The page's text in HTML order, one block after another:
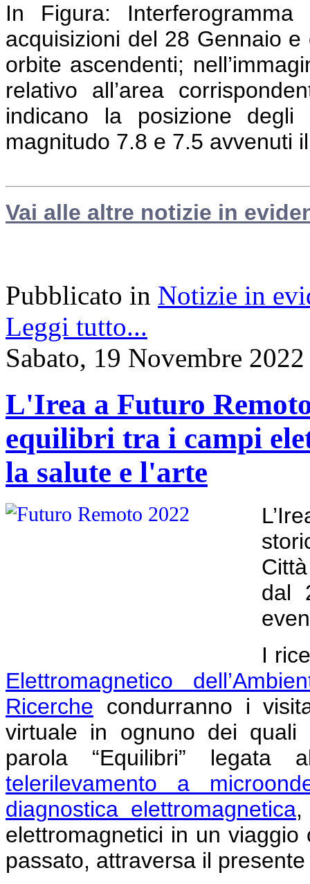
In Figura:
acquisizioni del 28 Gennaio
orbite ascendenti;
relativo all’area
indicano la posizione
magnitudo 7.8 e 7.5 avvenuti
Vai alle altre notizie in
Pubblicato in Notizie in
Leggi tutto...
Sabato, 19 Novembre
L'Irea a Futuro
equilibri tra i campi
la salute e l'arte
dal
I
Elettromagnetico
Ricerche condurranno i
virtuale in ognuno dei quali
parola “Equilibri”
telerilevamento a
diagnostica elettromagnetica,
elettromagnetici in un viaggio
passato, attraversa il